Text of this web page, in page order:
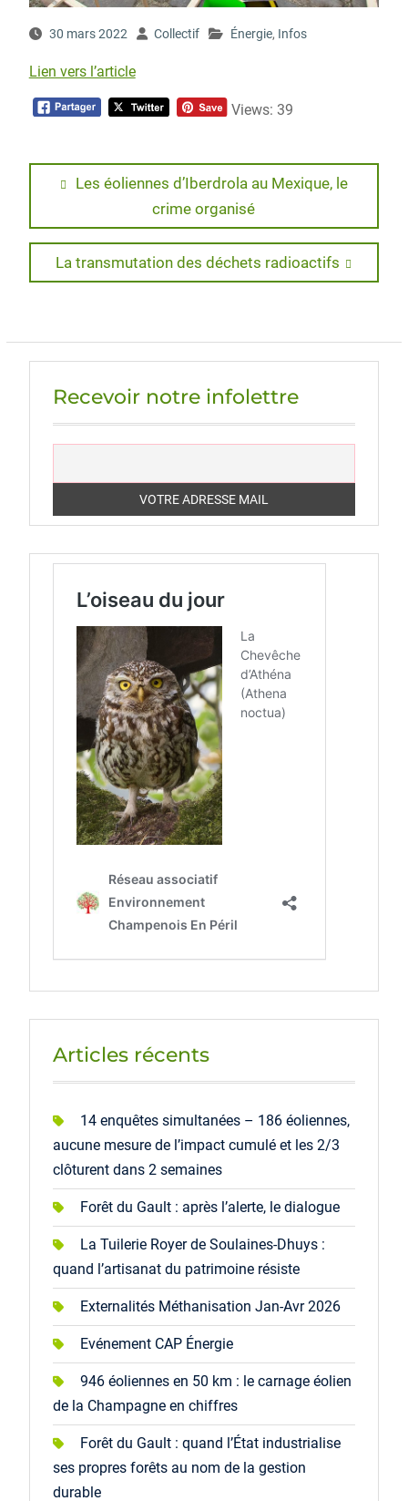
30 mars 2022 Collectif Énergie, Infos
Lien vers l’article
Views: 39
Navigation
l’article
Previous
Les éoliennes d’Iberdrola au Mexique, le
crime organisé
Next
post:
La transmutation des déchets radioactifs
Recevoir notre infolettre
Articles récents
14 enquêtes simultanées – 186 éoliennes,
aucune mesure de l’impact cumulé et les 2/3
clôturent dans 2 semaines
Forêt du Gault : après l’alerte, le dialogue
La Tuilerie Royer de Soulaines-Dhuys :
quand l’artisanat du patrimoine résiste
Externalités Méthanisation Jan-Avr 2026
Evénement CAP Énergie
946 éoliennes en 50 km : le carnage éolien
de la Champagne en chiffres
Forêt du Gault : quand l’État industrialise
ses propres forêts au nom de la gestion
durable